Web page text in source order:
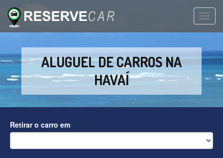
ALUGUEL DE CARROS NA
HAVAÍ
Retirar o carro em